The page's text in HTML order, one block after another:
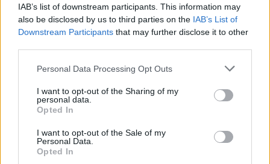
IAB’s list of downstream participants. This information may
also be disclosed by us to third parties on the IAB’s List of
Downstream Participants that may further disclose it to other
Personal Data Processing Opt Outs
I want to opt-out of the Sharing of my
personal data.
Opted In
I want to opt-out of the Sale of my
Personal Data.
Opted In
Vaizdai iš tragiškos avarijos Vilniaus r.: dviejų moterų ir
vaiko gyvybių išgelbėti nepavyko
Lietuvos diena
32 laipsnių šilumos
Žinios | Orai
Nufilmavo, kaip patvino Vilniaus Vakarinis aplinkkelis: